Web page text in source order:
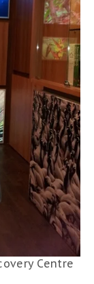
Centre